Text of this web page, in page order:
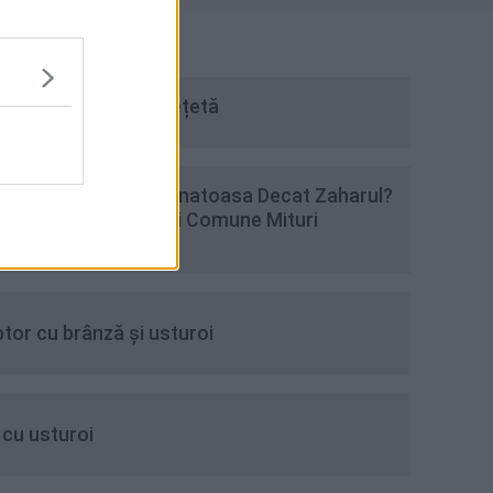
- cea mai simplă rețetă
O Alegere Mai Sanatoasa Decat Zaharul?
Despre Cele Mai Comune Mituri
cu brânză și usturoi
usturoi